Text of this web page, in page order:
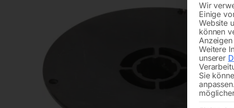
Wir
Einige
Website
können
Weitere
unserer
Sie